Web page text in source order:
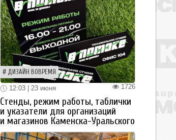
ДИЗАЙН ВОВРЕМЯ
1726
12:03 | 23 июня
Стенды, режим работы, таблички
и указатели для организаций
и магазинов Каменска-Уральского